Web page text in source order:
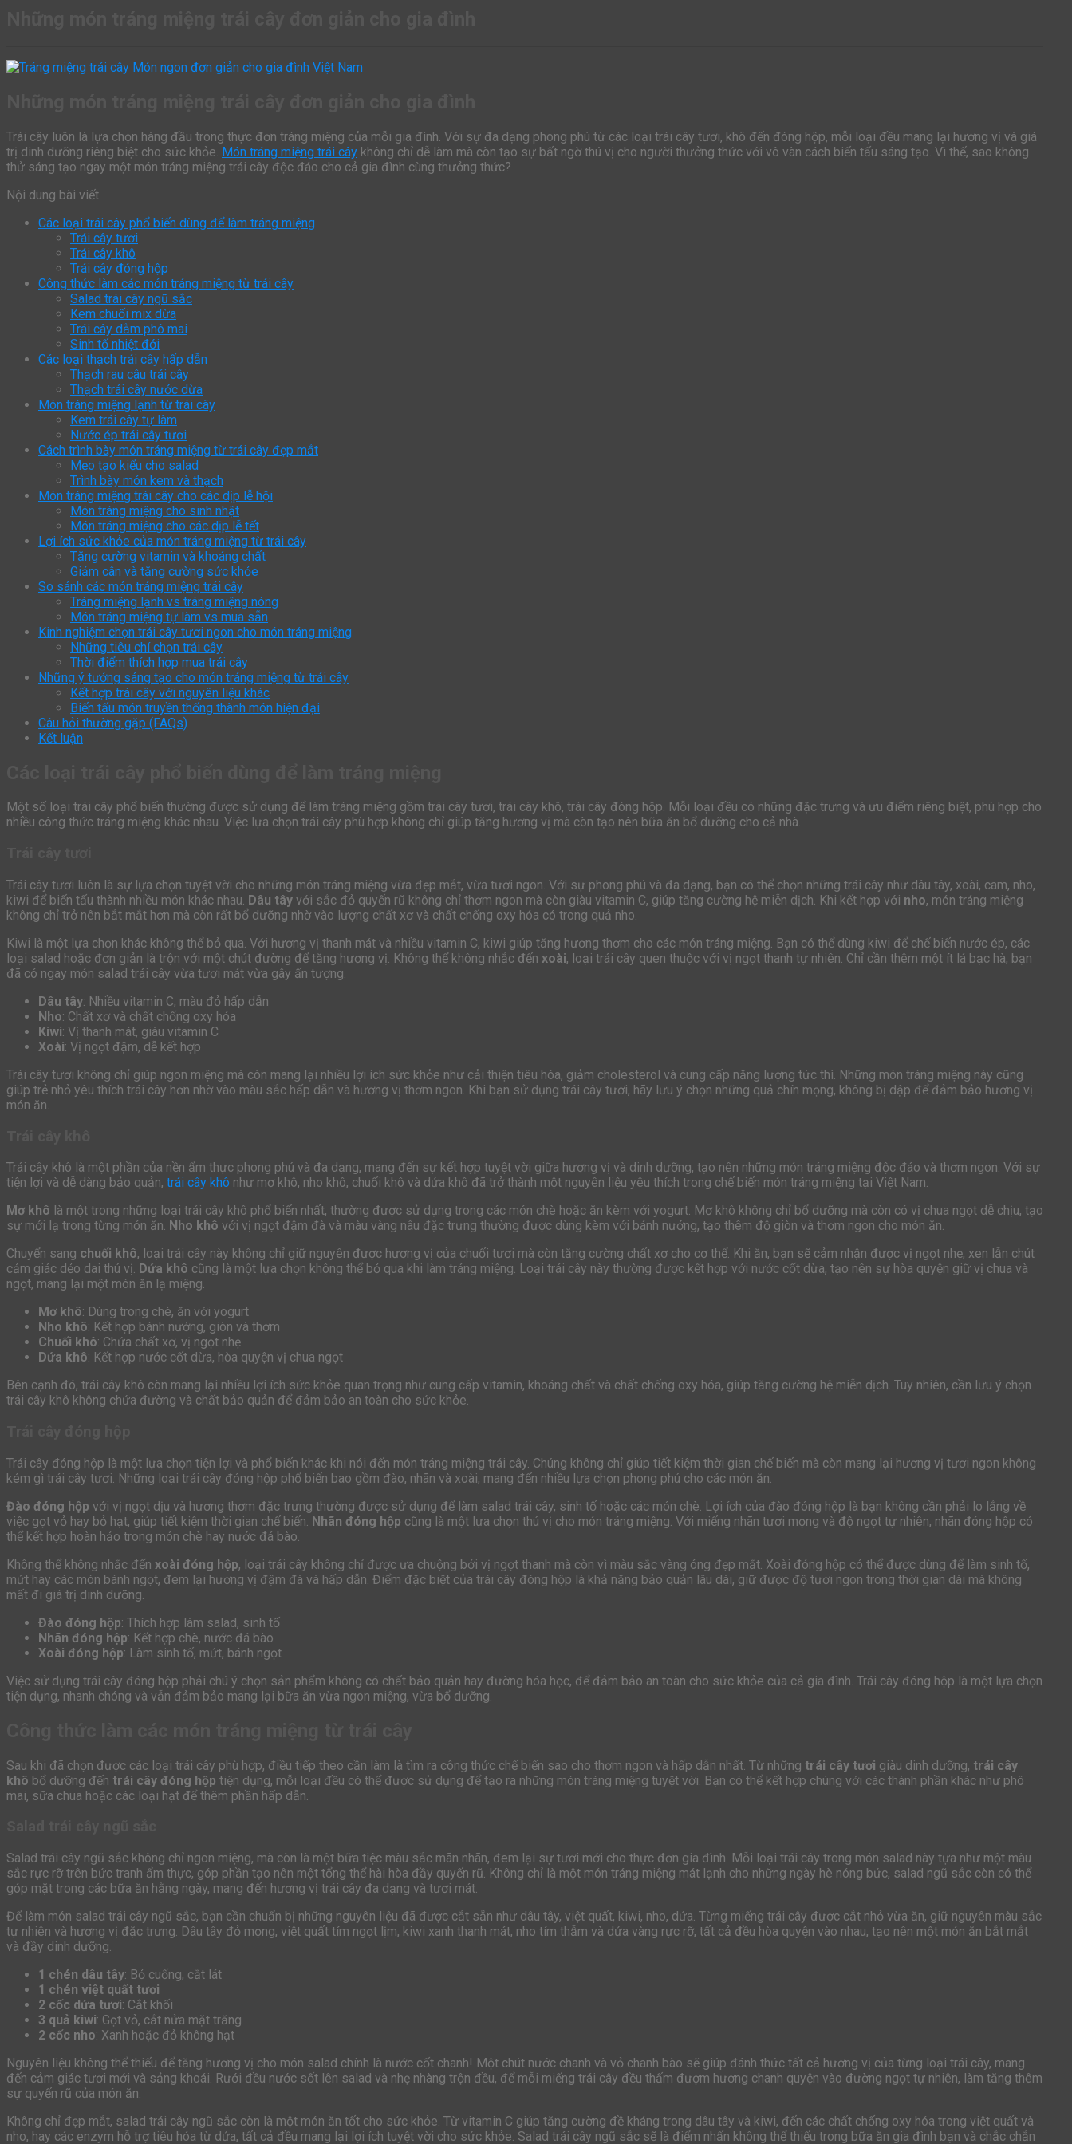
Trái cây luôn là lựa chọn hàng đầu trong thực đơn tráng miệng của mỗi gia đình. Với sự đa dạng phong phú từ các loại trái cây tươi, khô đến đóng hộp, mỗi loại đều mang lại hương vị và giá
trị dinh dưỡng riêng biệt cho sức khỏe. Món tráng miệng trái cây không chỉ dễ làm mà còn tạo sự bất ngờ thú vị cho người thưởng thức với vô vàn cách biến tấu sáng tạo. Vì thế, sao không
thử sáng tạo ngay một món tráng miệng trái cây độc đáo cho cả gia đình cùng thưởng thức?
Nội dung bài viết
Các loại trái cây phổ biến dùng để làm tráng miệng
Trái cây tươi
Trái cây khô
Trái cây đóng hộp
Công thức làm các món tráng miệng từ trái cây
Salad trái cây ngũ sắc
Kem chuối mix dừa
Trái cây dằm phô mai
Sinh tố nhiệt đới
Các loại thạch trái cây hấp dẫn
Thạch rau câu trái cây
Thạch trái cây nước dừa
Món tráng miệng lạnh từ trái cây
Kem trái cây tự làm
Nước ép trái cây tươi
Cách trình bày món tráng miệng từ trái cây đẹp mắt
Mẹo tạo kiểu cho salad
Trình bày món kem và thạch
Món tráng miệng trái cây cho các dịp lễ hội
Món tráng miệng cho sinh nhật
Món tráng miệng cho các dịp lễ tết
Lợi ích sức khỏe của món tráng miệng từ trái cây
Tăng cường vitamin và khoáng chất
Giảm cân và tăng cường sức khỏe
So sánh các món tráng miệng trái cây
Tráng miệng lạnh vs tráng miệng nóng
Món tráng miệng tự làm vs mua sẵn
Kinh nghiệm chọn trái cây tươi ngon cho món tráng miệng
Những tiêu chí chọn trái cây
Thời điểm thích hợp mua trái cây
Những ý tưởng sáng tạo cho món tráng miệng từ trái cây
Kết hợp trái cây với nguyên liệu khác
Biến tấu món truyền thống thành món hiện đại
Câu hỏi thường gặp (FAQs)
Kết luận
Một số loại trái cây phổ biến thường được sử dụng để làm tráng miệng gồm trái cây tươi, trái cây khô, trái cây đóng hộp. Mỗi loại đều có những đặc trưng và ưu điểm riêng biệt, phù hợp cho
nhiều công thức tráng miệng khác nhau. Việc lựa chọn trái cây phù hợp không chỉ giúp tăng hương vị mà còn tạo nên bữa ăn bổ dưỡng cho cả nhà.
Trái cây tươi luôn là sự lựa chọn tuyệt vời cho những món tráng miệng vừa đẹp mắt, vừa tươi ngon. Với sự phong phú và đa dạng, bạn có thể chọn những trái cây như dâu tây, xoài, cam, nho,
kiwi để biến tấu thành nhiều món khác nhau. Dâu tây với sắc đỏ quyến rũ không chỉ thơm ngon mà còn giàu vitamin C, giúp tăng cường hệ miễn dịch. Khi kết hợp với nho, món tráng miệng
không chỉ trở nên bắt mắt hơn mà còn rất bổ dưỡng nhờ vào lượng chất xơ và chất chống oxy hóa có trong quả nho.
Kiwi là một lựa chọn khác không thể bỏ qua. Với hương vị thanh mát và nhiều vitamin C, kiwi giúp tăng hương thơm cho các món tráng miệng. Bạn có thể dùng kiwi để chế biến nước ép, các
loại salad hoặc đơn giản là trộn với một chút đường để tăng hương vị. Không thể không nhắc đến xoài, loại trái cây quen thuộc với vị ngọt thanh tự nhiên. Chỉ cần thêm một ít lá bạc hà, bạn
đã có ngay món salad trái cây vừa tươi mát vừa gây ấn tượng.
Dâu tây: Nhiều vitamin C, màu đỏ hấp dẫn
Nho: Chất xơ và chất chống oxy hóa
Kiwi: Vị thanh mát, giàu vitamin C
Xoài: Vị ngọt đậm, dễ kết hợp
Trái cây tươi không chỉ giúp ngon miệng mà còn mang lại nhiều lợi ích sức khỏe như cải thiện tiêu hóa, giảm cholesterol và cung cấp năng lượng tức thì. Những món tráng miệng này cũng
giúp trẻ nhỏ yêu thích trái cây hơn nhờ vào màu sắc hấp dẫn và hương vị thơm ngon. Khi bạn sử dụng trái cây tươi, hãy lưu ý chọn những quả chín mọng, không bị dập để đảm bảo hương vị
món ăn.
Trái cây khô là một phần của nền ẩm thực phong phú và đa dạng, mang đến sự kết hợp tuyệt vời giữa hương vị và dinh dưỡng, tạo nên những món tráng miệng độc đáo và thơm ngon. Với sự
tiện lợi và dễ dàng bảo quản, trái cây khô như mơ khô, nho khô, chuối khô và dứa khô đã trở thành một nguyên liệu yêu thích trong chế biến món tráng miệng tại Việt Nam.
Mơ khô là một trong những loại trái cây khô phổ biến nhất, thường được sử dụng trong các món chè hoặc ăn kèm với yogurt. Mơ khô không chỉ bổ dưỡng mà còn có vị chua ngọt dễ chịu, tạo
sự mới lạ trong từng món ăn. Nho khô với vị ngọt đậm đà và màu vàng nâu đặc trưng thường được dùng kèm với bánh nướng, tạo thêm độ giòn và thơm ngon cho món ăn.
Chuyển sang chuối khô, loại trái cây này không chỉ giữ nguyên được hương vị của chuối tươi mà còn tăng cường chất xơ cho cơ thể. Khi ăn, bạn sẽ cảm nhận được vị ngọt nhẹ, xen lẫn chút
cảm giác dẻo dai thú vị. Dứa khô cũng là một lựa chọn không thể bỏ qua khi làm tráng miệng. Loại trái cây này thường được kết hợp với nước cốt dừa, tạo nên sự hòa quyện giữ vị chua và
ngọt, mang lại một món ăn lạ miệng.
Mơ khô: Dùng trong chè, ăn với yogurt
Nho khô: Kết hợp bánh nướng, giòn và thơm
Chuối khô: Chứa chất xơ, vị ngọt nhẹ
Dứa khô: Kết hợp nước cốt dừa, hòa quyện vị chua ngọt
Bên cạnh đó, trái cây khô còn mang lại nhiều lợi ích sức khỏe quan trọng như cung cấp vitamin, khoáng chất và chất chống oxy hóa, giúp tăng cường hệ miễn dịch. Tuy nhiên, cần lưu ý chọn
trái cây khô không chứa đường và chất bảo quản để đảm bảo an toàn cho sức khỏe.
Trái cây đóng hộp là một lựa chọn tiện lợi và phổ biến khác khi nói đến món tráng miệng trái cây. Chúng không chỉ giúp tiết kiệm thời gian chế biến mà còn mang lại hương vị tươi ngon không
kém gì trái cây tươi. Những loại trái cây đóng hộp phổ biến bao gồm đào, nhãn và xoài, mang đến nhiều lựa chọn phong phú cho các món ăn.
Đào đóng hộp với vị ngọt dịu và hương thơm đặc trưng thường được sử dụng để làm salad trái cây, sinh tố hoặc các món chè. Lợi ích của đào đóng hộp là bạn không cần phải lo lắng về
việc gọt vỏ hay bỏ hạt, giúp tiết kiệm thời gian chế biến. Nhãn đóng hộp cũng là một lựa chọn thú vị cho món tráng miệng. Với miếng nhãn tươi mọng và độ ngọt tự nhiên, nhãn đóng hộp có
thể kết hợp hoàn hảo trong món chè hay nước đá bào.
Không thể không nhắc đến xoài đóng hộp, loại trái cây không chỉ được ưa chuộng bởi vị ngọt thanh mà còn vì màu sắc vàng óng đẹp mắt. Xoài đóng hộp có thể được dùng để làm sinh tố,
mứt hay các món bánh ngọt, đem lại hương vị đậm đà và hấp dẫn. Điểm đặc biệt của trái cây đóng hộp là khả năng bảo quản lâu dài, giữ được độ tươi ngon trong thời gian dài mà không
mất đi giá trị dinh dưỡng.
Đào đóng hộp: Thích hợp làm salad, sinh tố
Nhãn đóng hộp: Kết hợp chè, nước đá bào
Xoài đóng hộp: Làm sinh tố, mứt, bánh ngọt
Việc sử dụng trái cây đóng hộp phải chú ý chọn sản phẩm không có chất bảo quản hay đường hóa học, để đảm bảo an toàn cho sức khỏe của cả gia đình. Trái cây đóng hộp là một lựa chọn
tiện dụng, nhanh chóng và vẫn đảm bảo mang lại bữa ăn vừa ngon miệng, vừa bổ dưỡng.
Sau khi đã chọn được các loại trái cây phù hợp, điều tiếp theo cần làm là tìm ra công thức chế biến sao cho thơm ngon và hấp dẫn nhất. Từ những trái cây tươi giàu dinh dưỡng, trái cây
khô bổ dưỡng đến trái cây đóng hộp tiện dụng, mỗi loại đều có thể được sử dụng để tạo ra những món tráng miệng tuyệt vời. Bạn có thể kết hợp chúng với các thành phần khác như phô
mai, sữa chua hoặc các loại hạt để thêm phần hấp dẫn.
Salad trái cây ngũ sắc không chỉ ngon miệng, mà còn là một bữa tiệc màu sắc mãn nhãn, đem lại sự tươi mới cho thực đơn gia đình. Mỗi loại trái cây trong món salad này tựa như một màu
sắc rực rỡ trên bức tranh ẩm thực, góp phần tạo nên một tổng thể hài hòa đầy quyến rũ. Không chỉ là một món tráng miệng mát lạnh cho những ngày hè nóng bức, salad ngũ sắc còn có thể
góp mặt trong các bữa ăn hằng ngày, mang đến hương vị trái cây đa dạng và tươi mát.
Để làm món salad trái cây ngũ sắc, bạn cần chuẩn bị những nguyên liệu đã được cắt sẵn như dâu tây, việt quất, kiwi, nho, dứa. Từng miếng trái cây được cắt nhỏ vừa ăn, giữ nguyên màu sắc
tự nhiên và hương vị đặc trưng. Dâu tây đỏ mọng, việt quất tím ngọt lịm, kiwi xanh thanh mát, nho tím thẫm và dứa vàng rực rỡ, tất cả đều hòa quyện vào nhau, tạo nên một món ăn bắt mắt
và đầy dinh dưỡng.
1 chén dâu tây: Bỏ cuống, cắt lát
1 chén việt quất tươi
2 cốc dứa tươi: Cắt khối
3 quả kiwi: Gọt vỏ, cắt nửa mặt trăng
2 cốc nho: Xanh hoặc đỏ không hạt
Nguyên liệu không thể thiếu để tăng hương vị cho món salad chính là nước cốt chanh! Một chút nước chanh và vỏ chanh bào sẽ giúp đánh thức tất cả hương vị của từng loại trái cây, mang
đến cảm giác tươi mới và sảng khoái. Rưới đều nước sốt lên salad và nhẹ nhàng trộn đều, để mỗi miếng trái cây đều thấm đượm hương chanh quyện vào đường ngọt tự nhiên, làm tăng thêm
sự quyến rũ của món ăn.
Không chỉ đẹp mắt, salad trái cây ngũ sắc còn là một món ăn tốt cho sức khỏe. Từ vitamin C giúp tăng cường đề kháng trong dâu tây và kiwi, đến các chất chống oxy hóa trong việt quất và
nho, hay các enzym hỗ trợ tiêu hóa từ dứa, tất cả đều mang lại lợi ích tuyệt vời cho sức khỏe. Salad trái cây ngũ sắc sẽ là điểm nhấn không thể thiếu trong bữa ăn gia đình bạn và chắc chắn